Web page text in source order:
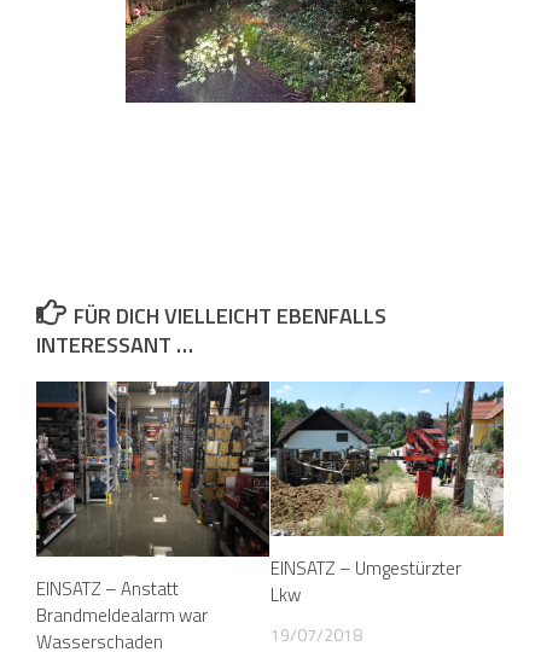
FÜR DICH VIELLEICHT EBENFALLS
INTERESSANT …
EINSATZ – Anstatt
Brandmeldealarm war
Wasserschaden
EINSATZ – Umgestürzter
Lkw
19/07/2018